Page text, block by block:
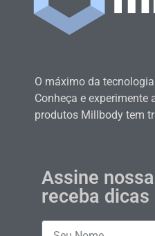
O máximo da
Conheça e
produtos Millbody tem
Assine
receba